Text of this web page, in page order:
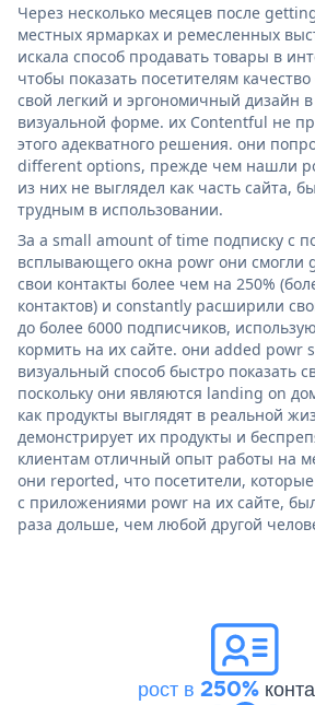
Через несколько месяцев после
местных ярмарках и ремесленных
искала способ продавать товары в
чтобы показать посетителям качество
свой легкий и эргономичный дизайн
визуальной форме. их Contentful не
этого адекватного решения. они
different options, прежде чем нашли
из них не выглядел как часть сайта,
трудным в использовании.
За a small amount of time подписку с
всплывающего окна powr они смогли
свои контакты более чем на 250%
контактов) и constantly расширили
до более 6000 подписчиков,
кормить на их сайте. они added powr
визуальный способ быстро показать
поскольку они являются landing on
как продукты выглядят в реальной
демонстрирует их продукты и
клиентам отличный опыт работы на
они reported, что посетители,
с приложениями powr на их сайте,
раза дольше, чем любой другой
рост в 250%